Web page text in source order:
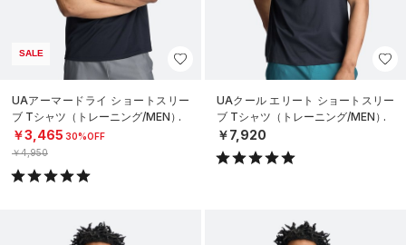
SALE
UAアーマードライ ショートスリー
ブ Tシャツ（トレーニング/MEN）
￥3,465 30%OFF
￥4,950
UAクール エリート ショートスリー
ブ Tシャツ（トレーニング/MEN）
￥7,920